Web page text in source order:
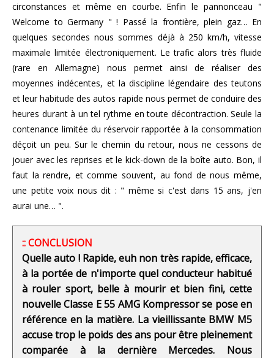
circonstances et même en courbe. Enfin le pannonceau "
Welcome to Germany " ! Passé la frontière, plein gaz… En
quelques secondes nous sommes déjà à 250 km/h, vitesse
maximale limitée électroniquement. Le trafic alors très fluide
(rare en Allemagne) nous permet ainsi de réaliser des
moyennes indécentes, et la discipline légendaire des teutons
et leur habitude des autos rapide nous permet de conduire des
heures durant à un tel rythme en toute décontraction. Seule la
contenance limitée du réservoir rapportée à la consommation
déçoit un peu. Sur le chemin du retour, nous ne cessons de
jouer avec les reprises et le kick-down de la boîte auto. Bon, il
faut la rendre, et comme souvent, au fond de nous même,
une petite voix nous dit : " même si c'est dans 15 ans, j'en
aurai une… ".
:: CONCLUSION
Quelle auto ! Rapide, euh non très rapide, efficace,
à la portée de n'importe quel conducteur habitué
à rouler sport, belle à mourir et bien fini, cette
nouvelle Classe E 55 AMG Kompressor se pose en
référence en la matière. La vieillissante BMW M5
accuse trop le poids des ans pour être pleinement
comparée à la dernière Mercedes. Nous